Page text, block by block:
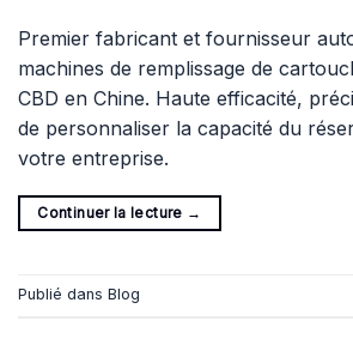
Premier fabricant et fournisseur
machines de remplissage de
CBD en Chine. Haute efficacité,
de personnaliser la capacité du
votre entreprise.
Continuer la lecture →
Publié dans Blog